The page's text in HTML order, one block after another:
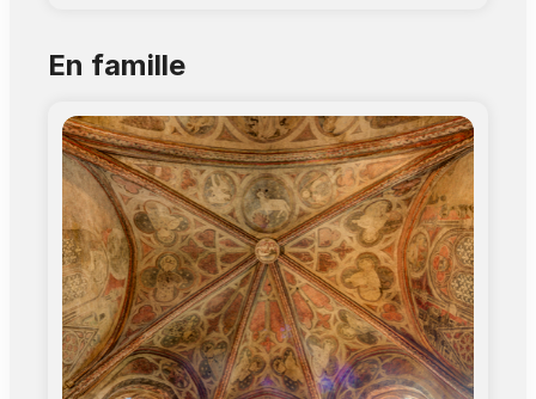
vos connaissances sur l’alimentation médiévale
: pratiques de table, hiérarchie des mets,
>Consulter le menu du 09 juillet : ici >
Consulter le menu du 27 août : ici >Jauge
limitée à 24 personnes >Horaires : de 19h00 à
23h00/arrivée entre 19h00 et 19h15 >Public : à
partir de 12 ans >Tarif unique : 60€ >Adaptation
de menu aux régimes végétariens et/ou sans
alcool (à préciser lors de la sélection des
tarifs). Pas de menu enfant prévu.
En famille